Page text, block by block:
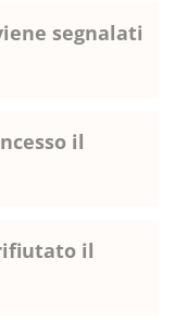
segnalati
il
il